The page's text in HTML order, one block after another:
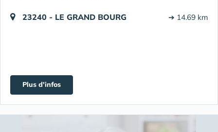
23240 - LE GRAND BOURG ➔ 14.69 km
Plus d'infos